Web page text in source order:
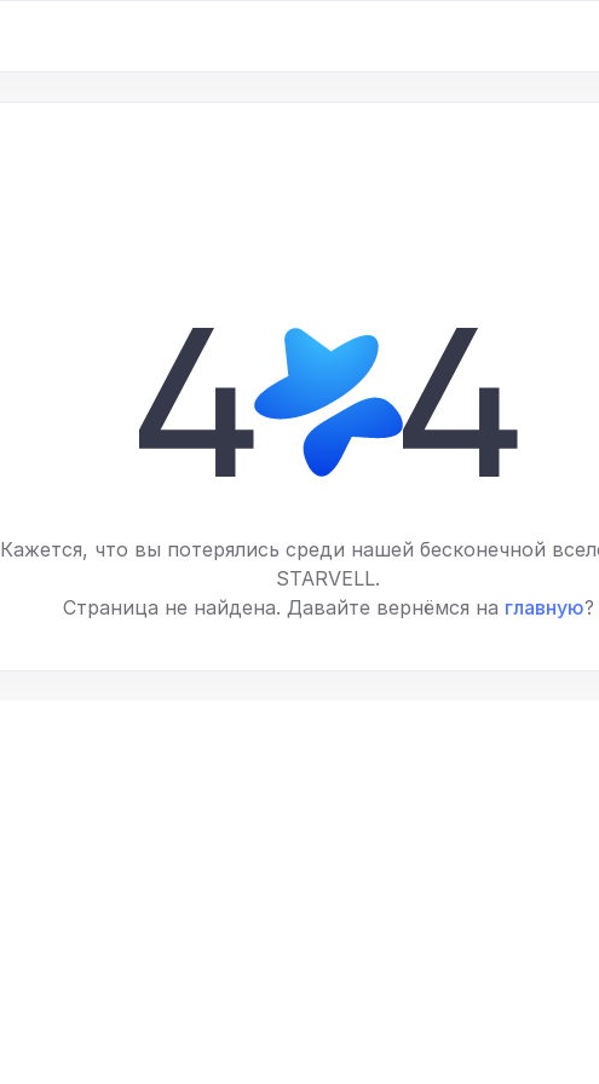
Кажется, что вы потерялись среди нашей бесконечной
STARVELL.
Страница не найдена. Давайте вернёмся на главную?